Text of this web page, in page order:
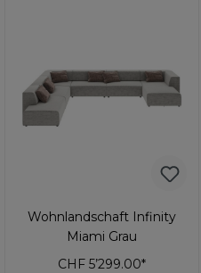
Wohnlandschaft Infinity
Miami Grau
CHF 5’299.00*